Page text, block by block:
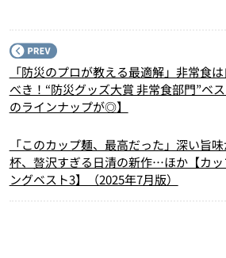
「防災のプロが教える最適解」非常食
べき！“防災グッズ大賞 非常食部門”ベ
のラインナップが◎】
「このカップ麺、最高だった」深い旨
杯、贅沢すぎる日清の新作…ほか【カ
ングベスト3】（2025年7月版）